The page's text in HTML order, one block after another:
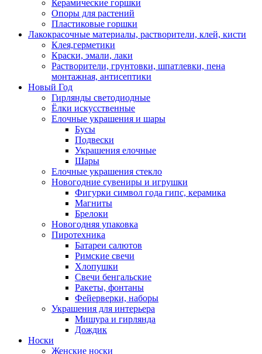
Керамические горшки
Опоры для растений
Пластиковые горшки
Лакокрасочные материалы, растворители, клей, кисти
Клея,герметики
Краски, эмали, лаки
Растворители, грунтовки, шпатлевки, пена
монтажная, антисептики
Новый Год
Гирлянды светодиодные
Ёлки искусственные
Елочные украшения и шары
Бусы
Подвески
Украшения елочные
Шары
Елочные украшения стекло
Новогодние сувениры и игрушки
Фигурки символ года гипс, керамика
Магниты
Брелоки
Новогодняя упаковка
Пиротехника
Батареи салютов
Римские свечи
Хлопушки
Свечи бенгальские
Ракеты, фонтаны
Фейерверки, наборы
Украшения для интерьера
Мишура и гирлянда
Дождик
Носки
Женские носки